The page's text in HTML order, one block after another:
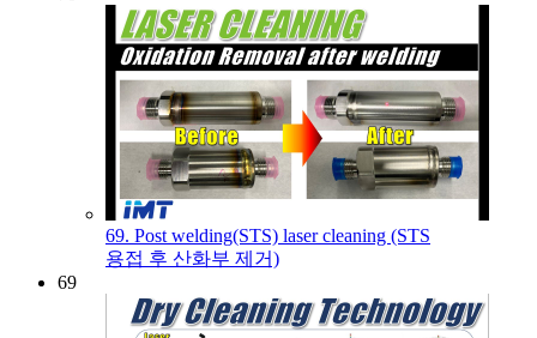
69. Post welding(STS) laser cleaning (STS
용접 후 산화부 제거)
69